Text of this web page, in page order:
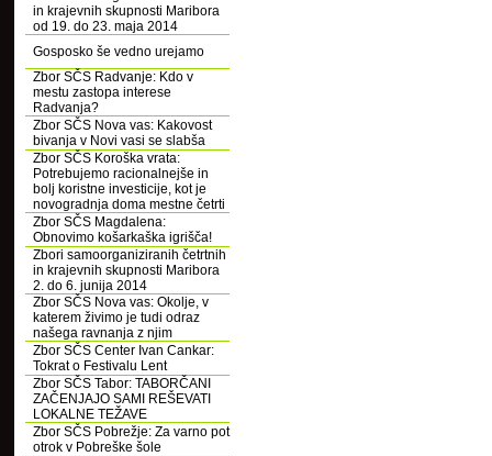
in krajevnih skupnosti Maribora
od 19. do 23. maja 2014
Gosposko še vedno urejamo
Zbor SČS Radvanje: Kdo v
mestu zastopa interese
Radvanja?
Zbor SČS Nova vas: Kakovost
bivanja v Novi vasi se slabša
Zbor SČS Koroška vrata:
Potrebujemo racionalnejše in
bolj koristne investicije, kot je
novogradnja doma mestne četrti
Zbor SČS Magdalena:
Obnovimo košarkaška igrišča!
Zbori samoorganiziranih četrtnih
in krajevnih skupnosti Maribora
2. do 6. junija 2014
Zbor SČS Nova vas: Okolje, v
katerem živimo je tudi odraz
našega ravnanja z njim
Zbor SČS Center Ivan Cankar:
Tokrat o Festivalu Lent
Zbor SČS Tabor: TABORČANI
ZAČENJAJO SAMI REŠEVATI
LOKALNE TEŽAVE
Zbor SČS Pobrežje: Za varno pot
otrok v Pobreške šole